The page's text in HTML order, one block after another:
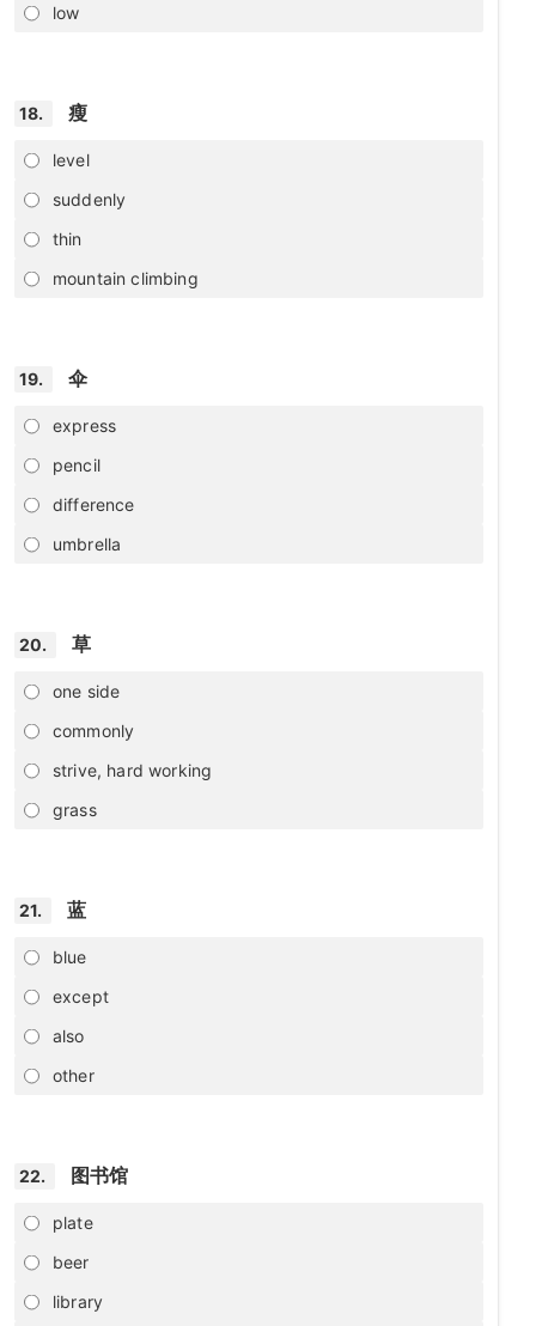
low
18. 瘦
level
suddenly
thin
mountain climbing
19. 伞
express
pencil
difference
umbrella
20. 草
one side
commonly
strive, hard working
grass
21. 蓝
blue
except
also
other
22. 图书馆
plate
beer
library